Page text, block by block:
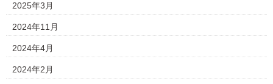
2025年3月
2024年11月
2024年4月
2024年2月